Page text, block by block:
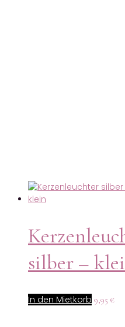
silber –
In den Mietkorb 9,95 €